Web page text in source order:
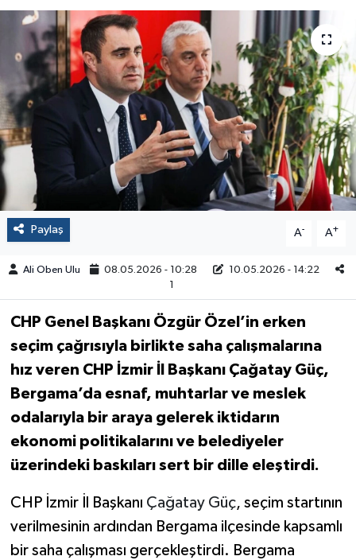
Paylaş A- A+
Ali Oben Ulu 08.05.2026 - 10:28
10.05.2026 - 14:22
1
CHP Genel Başkanı Özgür Özel’in erken
seçim çağrısıyla birlikte saha çalışmalarına
hız veren CHP İzmir İl Başkanı Çağatay Güç,
Bergama’da esnaf, muhtarlar ve meslek
odalarıyla bir araya gelerek iktidarın
ekonomi politikalarını ve belediyeler
üzerindeki baskıları sert bir dille eleştirdi.
CHP İzmir İl Başkanı Çağatay Güç, seçim startının
verilmesinin ardından Bergama ilçesinde kapsamlı
bir saha çalışması gerçekleştirdi. Bergama
Son Dakika Haberleri
Haber Arşivi